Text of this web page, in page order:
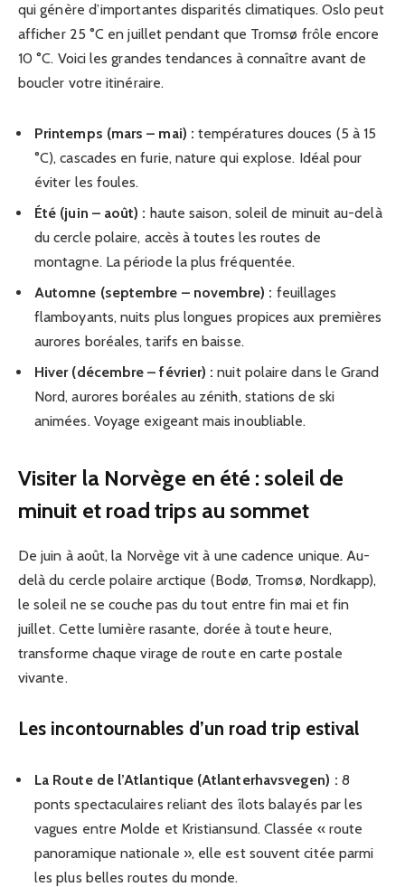
qui génère d’importantes disparités climatiques. Oslo peut
afficher 25 °C en juillet pendant que Tromsø frôle encore
10 °C. Voici les grandes tendances à connaître avant de
boucler votre itinéraire.
Printemps (mars – mai) : températures douces (5 à 15
°C), cascades en furie, nature qui explose. Idéal pour
éviter les foules.
Été (juin – août) : haute saison, soleil de minuit au-delà
du cercle polaire, accès à toutes les routes de
montagne. La période la plus fréquentée.
Automne (septembre – novembre) : feuillages
flamboyants, nuits plus longues propices aux premières
aurores boréales, tarifs en baisse.
Hiver (décembre – février) : nuit polaire dans le Grand
Nord, aurores boréales au zénith, stations de ski
animées. Voyage exigeant mais inoubliable.
Visiter la Norvège en été : soleil de
minuit et road trips au sommet
De juin à août, la Norvège vit à une cadence unique. Au-
delà du cercle polaire arctique (Bodø, Tromsø, Nordkapp),
le soleil ne se couche pas du tout entre fin mai et fin
juillet. Cette lumière rasante, dorée à toute heure,
transforme chaque virage de route en carte postale
vivante.
Les incontournables d’un road trip estival
La Route de l’Atlantique (Atlanterhavsvegen) : 8
ponts spectaculaires reliant des îlots balayés par les
vagues entre Molde et Kristiansund. Classée « route
panoramique nationale », elle est souvent citée parmi
les plus belles routes du monde.